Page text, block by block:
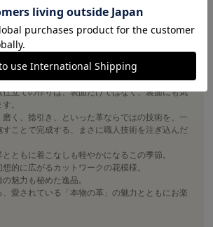
実現。
ラッシ・カルロ社のミネルヴァリスシオの原厚
用。
質、それでいてしっとりとした暖かみを含む表
「革らしさ」を存分にお楽しみいただけるのが最
立ての作りは、表面だけではなく、裏面にも気
。
く、捻引き、といった革ならではの技術を、一
ことで完成する、まさに職人技術を注ぎ込んだ
ともに着こなしも軽やかになるこの季節。
的に広がるカットワークの花模様。
魅力も秘めた逸品。
愛されている「本物の革」の魅力とともにお楽